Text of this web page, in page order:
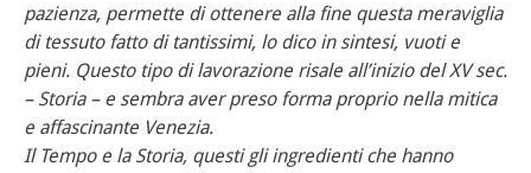
pazienza, permette di ottenere alla fine questa meraviglia
di tessuto fatto di tantissimi, lo dico in sintesi, vuoti e
pieni. Questo tipo di lavorazione risale all’inizio del XV sec.
– Storia – e sembra aver preso forma proprio nella mitica
e affascinante Venezia.
Il Tempo e la Storia, questi gli ingredienti che hanno